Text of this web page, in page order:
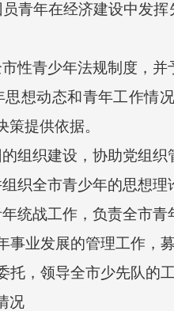
年在经济建设中发挥
青少年法规制度，并
动态和青年工作情况
提供依据。
织建设，协助党组织
全市青少年的思想理
战工作，负责全市青
业发展的管理工作，募
，领导全市少先队的工
况